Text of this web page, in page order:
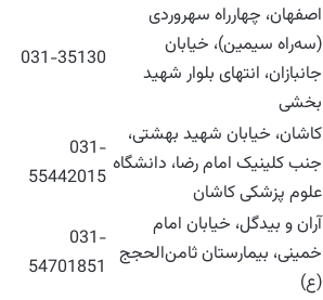
اصفهان، چهارراه سهروردی
(سه‌راه سیمین)، خیابان
جانبازان، انتهای بلوار شهید
بخشی
031-35130
کاشان، خیابان شهید بهشتی،
جنب کلینیک امام رضا، دانشگاه
علوم پزشکی کاشان
031-
55442015
آران و بیدگل، خیابان امام
خمینی، بیمارستان ثامن‌الحجج
(ع)
031-
54701851